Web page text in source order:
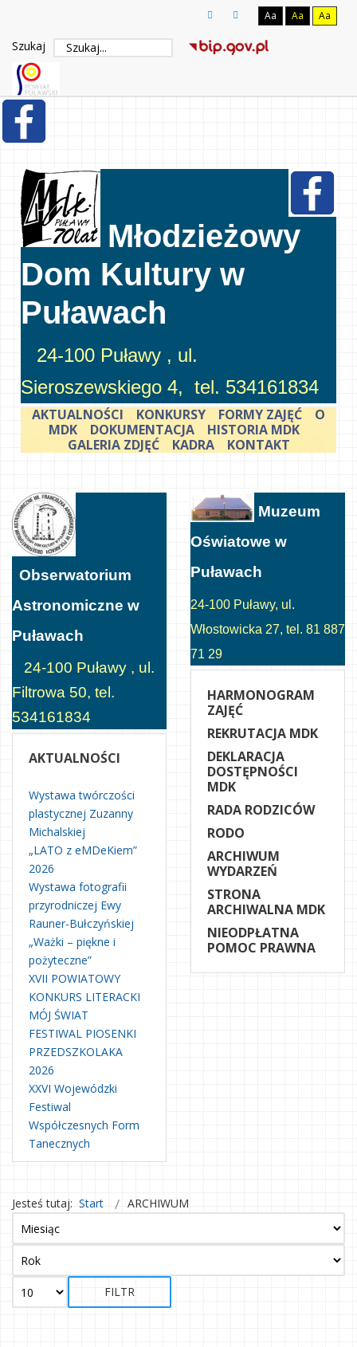
Aa Aa Aa
Szukaj
Młodzieżowy
Dom Kultury w
Puławach
24-100 Puławy , ul.
Sieroszewskiego 4, tel. 534161834
AKTUALNOŚCI KONKURSY FORMY ZAJĘĆ
O
MDK
DOKUMENTACJA
HISTORIA MDK
GALERIA ZDJĘĆ
KADRA KONTAKT
Obserwatorium
Astronomiczne w
Puławach
24-100 Puławy , ul.
Filtrowa 50, tel.
534161834
AKTUALNOŚCI
Wystawa twórczości
plastycznej Zuzanny
Michalskiej
„LATO z eMDeKiem”
2026
Wystawa fotografii
przyrodniczej Ewy
Rauner-Bułczyńskiej
„Ważki – piękne i
pożyteczne”
XVII POWIATOWY
KONKURS LITERACKI
MÓJ ŚWIAT
FESTIWAL PIOSENKI
PRZEDSZKOLAKA
2026
XXVI Wojewódzki
Festiwal
Współczesnych Form
Tanecznych
Muzeum
Oświatowe w
Puławach
24-100 Puławy, ul.
Włostowicka 27, tel. 81 887
71 29
HARMONOGRAM
ZAJĘĆ
REKRUTACJA MDK
DEKLARACJA
DOSTĘPNOŚCI
MDK
RADA RODZICÓW
RODO
ARCHIWUM
WYDARZEŃ
STRONA
ARCHIWALNA MDK
NIEODPŁATNA
POMOC PRAWNA
Jesteś tutaj: Start ARCHIWUM
FILTR